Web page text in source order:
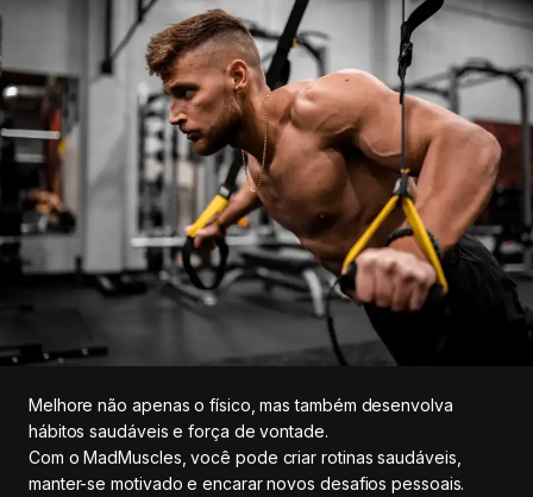
Melhore não apenas o físico, mas também desenvolva
hábitos saudáveis e força de vontade.
Com o MadMuscles, você pode criar rotinas saudáveis,
manter-se motivado e encarar novos desafios pessoais.